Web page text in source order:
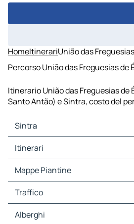
HomeItinerariUnião das
Percorso União das Freguesias
Itinerario União das Freguesias de
Santo Antão) e Sintra, costo del
Sintra
Sintra Mappe Piantine
Sintra Traffico
Sintra Alberghi
Sintra Ristoranti
Sintra Stazioni-di-servizio
Itinerari
Itinerari Sintra - Lisbona
Itinerari Sintra - Setúbal
Itinerari Sintra - Santarém
Itinerari Sintra - Leiria
Itinerari Sintra - Coimbra
Mappe Piantine
Mappe Piantine Lisbona
Mappe Piantine Setúbal
Mappe Piantine Santarém
Mappe Piantine Leiria
Traffico
Traffico Lisbona
Traffico Setúbal
Alberghi